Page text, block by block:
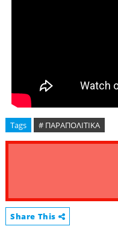
Tags # ΠΑΡΑΠΟΛΙΤΙΚΑ
Share This